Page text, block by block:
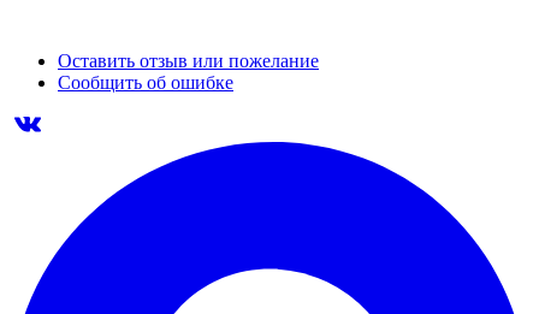
Оставить отзыв или пожелание
Сообщить об ошибке